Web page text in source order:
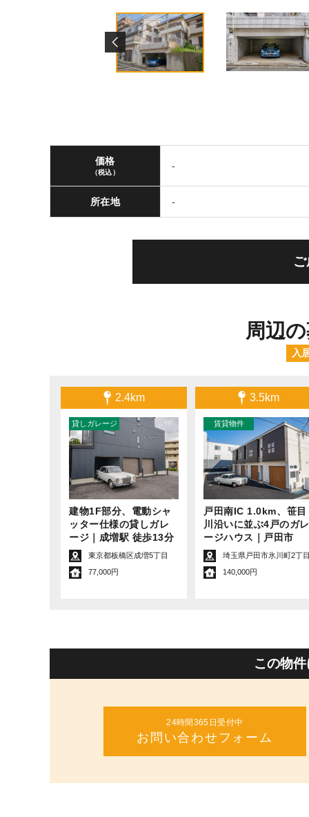
価格
（税込）
-
所在地 -
周辺
入
2.4km
建物1F部分、電動シャ
ッター仕様の貸しガレ
ージ｜成増駅 徒歩13分
東京都板橋区成増5丁目
77,000円
3.5km
戸田南IC 1.0km、笹目
川沿いに並ぶ4戸のガレ
ージハウス｜戸田市
埼玉県戸田市氷川町2丁
140,000円
この物
24時間365日受付中
お問い合わせフォーム